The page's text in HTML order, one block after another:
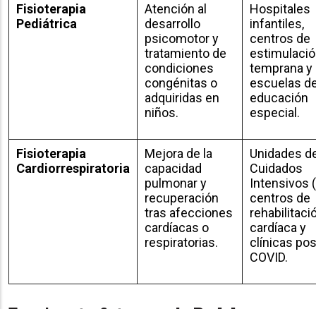
Fisioterapia
Pediátrica
Atención al
desarrollo
psicomotor y
tratamiento de
condiciones
congénitas o
adquiridas en
niños.
Hospitales
infantiles,
centros de
temprana y
escuelas
educación
especial.
Fisioterapia
Cardiorrespiratoria
Mejora de la
capacidad
pulmonar y
recuperación
tras afecciones
cardíacas o
respiratorias.
Unidades
Cuidados
Intensivos
centros de
cardíaca y
clínicas
COVID.